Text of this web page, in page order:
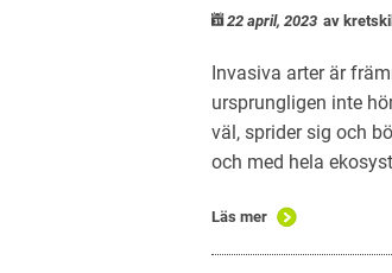
22 april, 2023 av
Invasiva arter är
ursprungligen inte
väl, sprider sig och
och med hela
Läs mer